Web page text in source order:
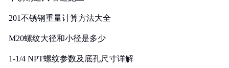
201不锈钢重量计算方法大全
M20螺纹大径和小径是多少
1-1/4 NPT螺纹参数及底孔尺寸详解